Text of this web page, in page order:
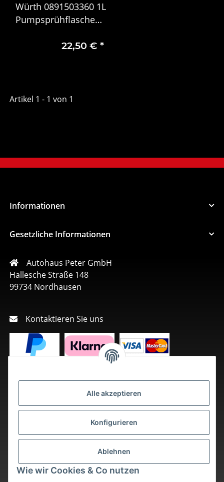
Alle akzeptieren
Konfigurieren
Ablehnen
Wie wir Cookies & Co nutzen
Würth 0891503360 1L
Pumpsprühflasche
Pumpflasche 360
22,50 € *
Artikel 1 - 1 von 1
Informationen
Gesetzliche Informationen
Autohaus Peter GmbH
Hallesche Straße 148
99734 Nordhausen
Kontaktieren Sie uns